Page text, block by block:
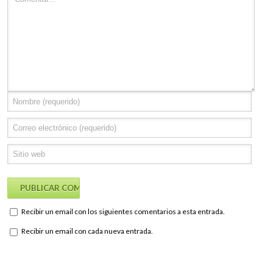
Recibir un email con los siguientes comentarios a esta entrada.
Recibir un email con cada nueva entrada.